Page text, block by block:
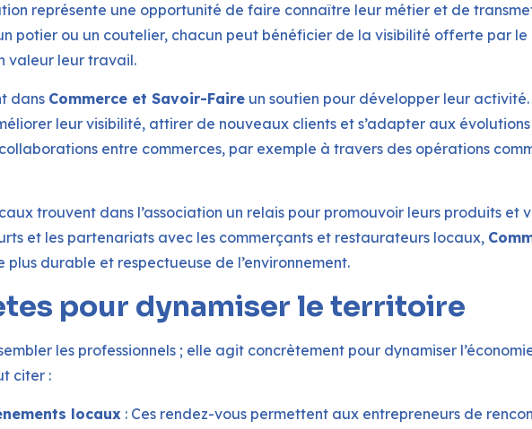
représente une opportunité de faire connaître leur métier et de
potier ou un coutelier, chacun peut bénéficier de la visibilité offerte par
valeur leur travail.
dans Commerce et Savoir-Faire un soutien pour développer leur activité.
leur visibilité, attirer de nouveaux clients et s’adapter aux
entre commerces, par exemple à travers des opérations
trouvent dans l’association un relais pour promouvoir leurs produits et
et les partenariats avec les commerçants et restaurateurs locaux,
durable et respectueuse de l’environnement.
pour dynamiser le territoire
les professionnels ; elle agit concrètement pour dynamiser
citer :
locaux : Ces rendez-vous permettent aux entrepreneurs de